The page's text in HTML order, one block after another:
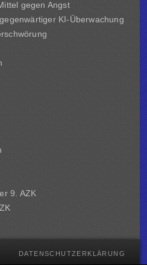
gegen Angst
KI-Überwachung
9. AZK
DATENSCHUTZERKLÄRUNG